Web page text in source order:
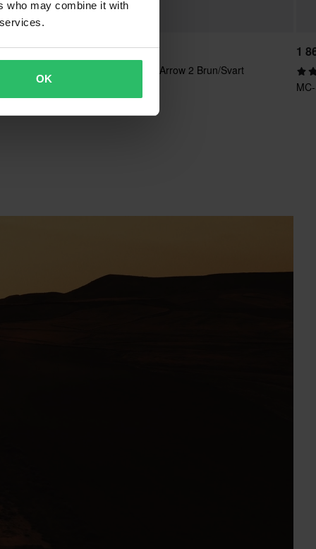
who may combine it with
OK
1 799 kr
MC-Støvler REV'IT! Arrow 2 Brun/Svart
1